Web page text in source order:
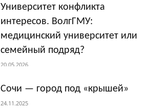
Университет конфликта
интересов. ВолгГМУ:
медицинский университет или
семейный подряд?
20.05.2026
Сочи — город под «крышей»
24.11.2025